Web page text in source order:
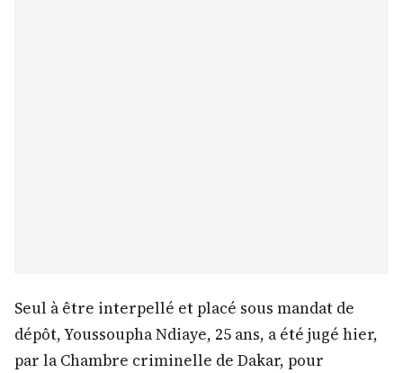
Seul à être interpellé et placé sous mandat de
dépôt, Youssoupha Ndiaye, 25 ans, a été jugé hier,
par la Chambre criminelle de Dakar, pour